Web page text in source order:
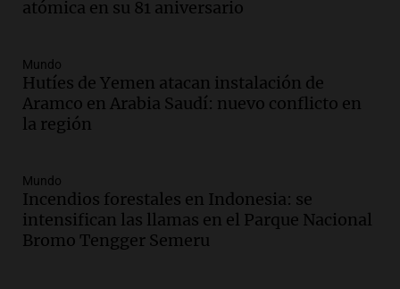
firmó Jorge Messi para el primer
Episodios
Audio.Joan Gaspart: "Sin Jorge, no sé si
Messi hubiera llegado adonde llegó"
Audio. El orgullo y el sueño argentino de
Jorge Messi en una entrevista con Rony
Vargas en 2007
atómica en su 81 aniversario
Mundo
Hutíes de Yemen atacan instalación de
Aramco en Arabia Saudí: nuevo conflicto en
la región
Mundo
Incendios forestales en Indonesia: se
intensifican las llamas en el Parque Nacional
Bromo Tengger Semeru